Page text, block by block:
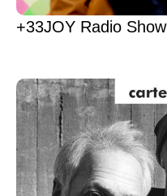
+33JOY Radio Show